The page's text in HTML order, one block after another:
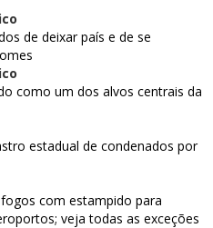
de deixar país e de se
como um dos alvos centrais da
estadual de condenados por
com estampido para
veja todas as exceções